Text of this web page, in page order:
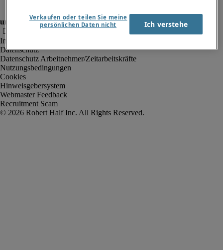
Impressum
Datenschutz
Datenschutz Arbeitnehmer/Zeitarbeitskräfte
Nutzungsbedingungen
Cookies
Hinweisgebersystem
Webmaster Feedback
Recruitment Scam
Verkaufen oder teilen Sie meine
persönlichen Daten nicht
Ich verstehe